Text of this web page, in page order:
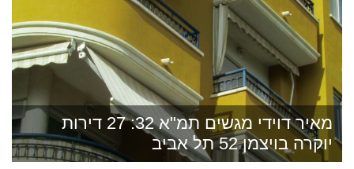
מאיר דוידי מגשים תמ"א 32: 27 דירות
יוקרה בויצמן 52 תל אביב